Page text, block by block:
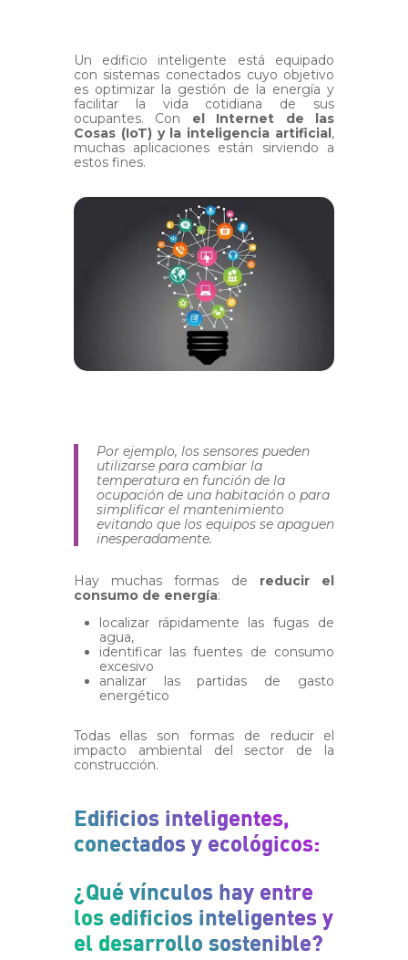
Un edificio inteligente está equipado
con sistemas conectados cuyo objetivo
es optimizar la gestión de la energía y
facilitar la vida cotidiana de sus
ocupantes. Con el Internet de las
Cosas (IoT) y la inteligencia artificial,
muchas aplicaciones están sirviendo a
estos fines.
Por ejemplo, los sensores pueden
utilizarse para cambiar la
temperatura en función de la
ocupación de una habitación o para
simplificar el mantenimiento
evitando que los equipos se apaguen
inesperadamente.
Hay muchas formas de reducir el
consumo de energía:
localizar rápidamente las fugas de
agua,
identificar las fuentes de consumo
excesivo
analizar las partidas de gasto
energético
Todas ellas son formas de reducir el
impacto ambiental del sector de la
construcción.
Edificios inteligentes,
conectados y ecológicos:
¿Qué vínculos hay entre
los edificios inteligentes y
el desarrollo sostenible?